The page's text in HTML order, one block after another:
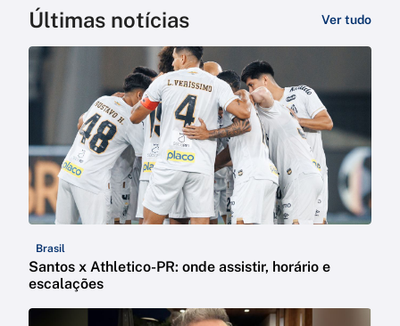
Últimas notícias Ver tudo
Brasil
Santos x Athletico-PR: onde assistir, horário e
escalações